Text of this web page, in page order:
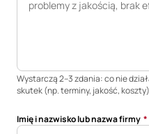
Wystarczą 2–3 zdania: co nie
skutek (np. terminy, jakość,
*
*
Imię i nazwisko lub nazwa firmy *